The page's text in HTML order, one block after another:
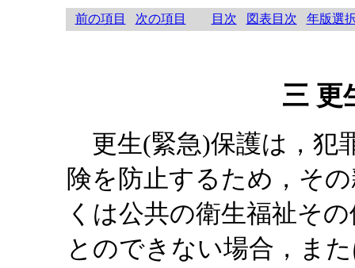
前の項目 次の項目 目次 図表目次 年版選
三 更
更生(緊急)保護は，犯
険を防止するため，そ
くは公共の衛生福祉そ
とのできない場合，ま